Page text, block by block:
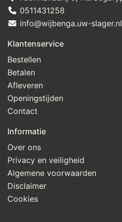
0511431258
info@wijbenga.uw-slager.nl
Klantenservice
Bestellen
Betalen
Afleveren
Openingstijden
Contact
Informatie
Over ons
Privacy en veiligheid
Algemene voorwaarden
Disclaimer
Cookies